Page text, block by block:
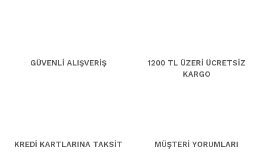
GÜVENLİ ALIŞVERİŞ
1200 TL ÜZERİ ÜCRETSİZ
KARGO
KREDİ KARTLARINA TAKSİT MÜŞTERİ YORUMLARI